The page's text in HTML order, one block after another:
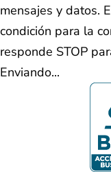
mensajes y datos.
condición para la
responde STOP
Enviando...